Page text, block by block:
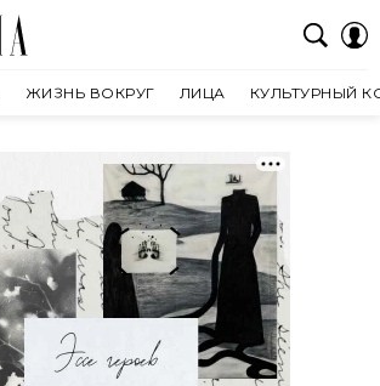
ЖИЗНЬ ВОКРУГ ЛИЦА КУЛЬТУРНЫЙ